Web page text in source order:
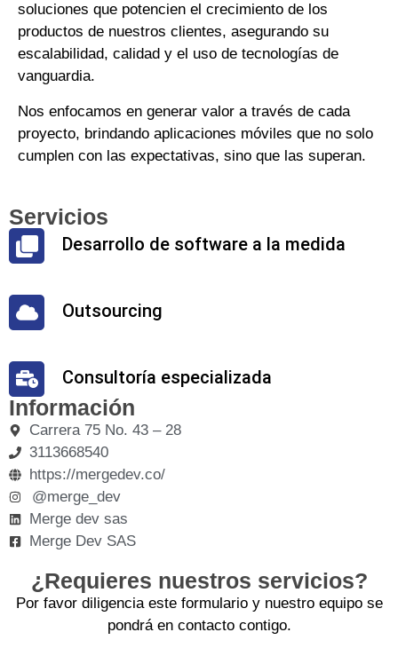
soluciones que potencien el crecimiento de los
productos de nuestros clientes, asegurando su
escalabilidad, calidad y el uso de tecnologías de
vanguardia.
Nos enfocamos en generar valor a través de cada
proyecto, brindando aplicaciones móviles que no solo
cumplen con las expectativas, sino que las superan.
Servicios
Desarrollo de software a la medida
Outsourcing
Consultoría especializada
Información
Carrera 75 No. 43 – 28
3113668540
https://mergedev.co/
@merge_dev
Merge dev sas
Merge Dev SAS
¿Requieres nuestros servicios?
Por favor diligencia este formulario y nuestro equipo se
pondrá en contacto contigo.